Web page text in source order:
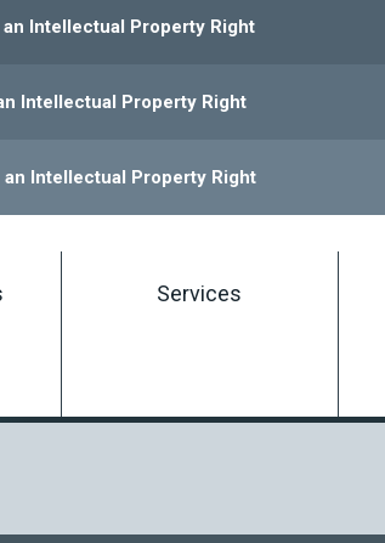
Intellectual Property Right
Intellectual Property Right
an Intellectual Property Right
Intellectual Property Rights
Services